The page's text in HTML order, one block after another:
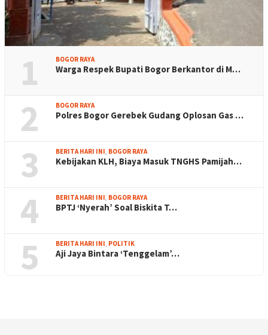
1 BOGOR RAYA
Warga Respek Bupati Bogor Berkantor di M…
2 BOGOR RAYA
Polres Bogor Gerebek Gudang Oplosan Gas …
3 BERITA HARI INI, BOGOR RAYA
Kebijakan KLH, Biaya Masuk TNGHS Pamijah…
4 BERITA HARI INI, BOGOR RAYA
BPTJ ‘Nyerah’ Soal Biskita T…
5 BERITA HARI INI, POLITIK
Aji Jaya Bintara ‘Tenggelam’…